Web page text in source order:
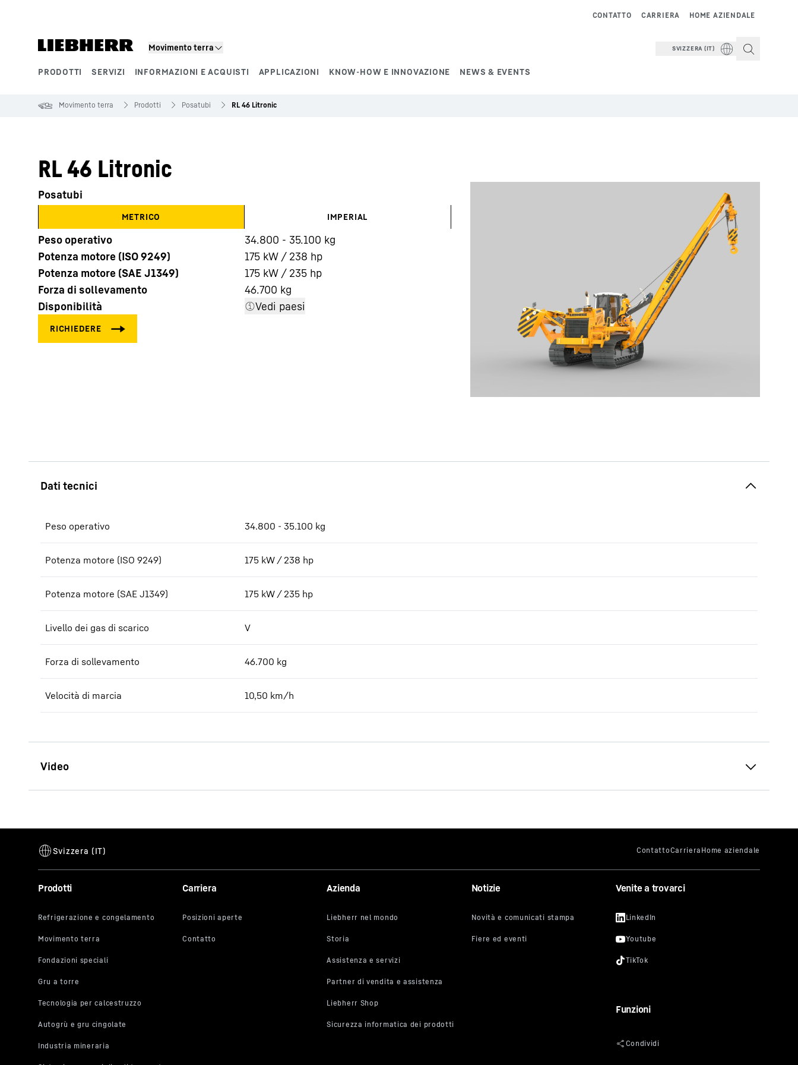
Movimento terra
PRODOTTI SERVIZI INFORMAZIONI E ACQUISTI APPLICAZIONI KNOW-HOW E INNOVAZIONE NEWS & EVENTS
HOME AZIENDALE
CARRIERA
CONTATTO
SVIZZERA (IT)
Movimento terra Prodotti Posatubi RL 46 Litronic
RL 46 Litronic
Posatubi
METRICO IMPERIAL
Peso operativo
34.800 - 35.100 kg
Potenza motore (ISO 9249)
175 kW / 238 hp
Potenza motore (SAE J1349)
175 kW / 235 hp
Forza di sollevamento
46.700 kg
Disponibilità
Vedi paesi
Peso operativo 34.800 - 35.100 kg
Potenza motore (ISO 9249) 175 kW / 238 hp
Potenza motore (SAE J1349) 175 kW / 235 hp
Livello dei gas di scarico V
Forza di sollevamento 46.700 kg
Velocità di marcia 10,50 km/h
Questo video è fornito da Google*. Caricando il video, i propri dati personali (indirizzo IP
compreso) vengono trasmessi a Google e possono essere memorizzati ed elaborati da
particolare negli Stati Uniti**. Non abbiamo alcuna influenza sull’ulteriore trattamento
Cliccando su “ACCETTA” si acconsente alla trasmissione dei dati a Google per questo
a ogni singolo video di YouTube e si desidera poter caricare i video senza questo blocco,
è possibile selezionare “Accetta sempre i video di YouTube” e quindi acconsentire alle
di YouTube che si apriranno in futuro sul nostro sito web.
evitare l’ulteriore trasmissione dei propri dati personali disattivando il servizio
Prodotti Carriera Azienda Notizie Venite a trovarci
Funzioni